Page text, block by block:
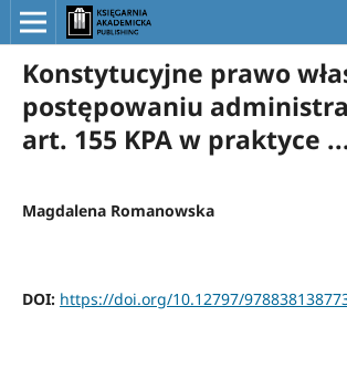
Konstytucyjne prawo
postępowaniu
art. 155 KPA w praktyce
Magdalena Romanowska
DOI: https://doi.org/10.12797/